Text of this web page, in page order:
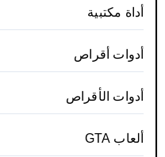
أداة مكتبية
أدوات أقراص
أدوات الأقراص
ألعاب GTA